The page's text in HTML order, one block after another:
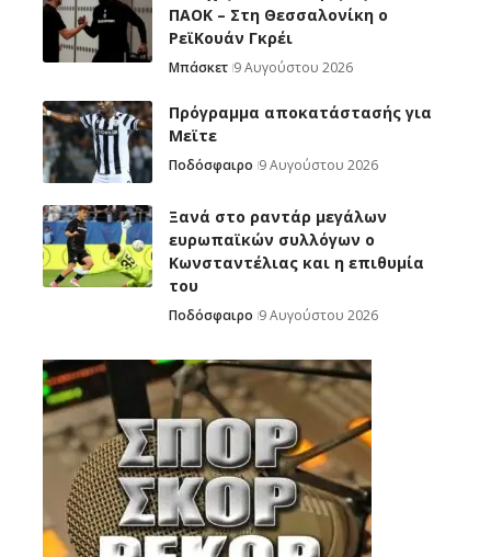
ΠΑΟΚ – Στη Θεσσαλονίκη ο
ΡεϊΚουάν Γκρέι
Μπάσκετ 9 Αυγούστου 2026
Πρόγραμμα αποκατάστασής για
Μεϊτε
Ποδόσφαιρο 9 Αυγούστου 2026
Ξανά στο ραντάρ μεγάλων
ευρωπαϊκών συλλόγων ο
Κωνσταντέλιας και η επιθυμία
του
Ποδόσφαιρο 9 Αυγούστου 2026